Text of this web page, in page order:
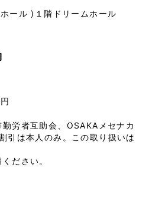
ール )１階ドリームホール
労者互助会、OSAKAメセナカ
引は本人のみ。この取り扱いは
ださい。